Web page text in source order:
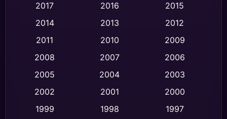
Comedy ตลก (454)
Crime อาชญากรรม (532)
Cult Film
2017
2016
2015
2014
2013
2012
2011
2010
2009
2008
2007
2006
2005
2004
2003
2002
2001
2000
1999
1998
1997